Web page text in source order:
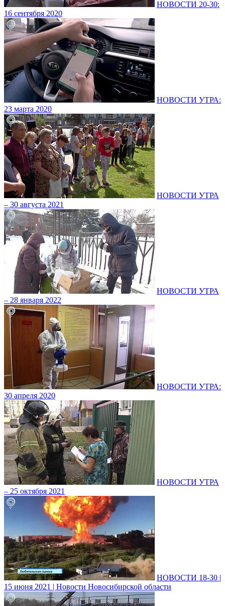
НОВОСТИ 20-30:
16 сентября 2020
НОВОСТИ УТРА:
23 марта 2020
НОВОСТИ УТРА
– 30 августа 2021
НОВОСТИ УТРА
– 28 января 2022
НОВОСТИ УТРА:
30 апреля 2020
НОВОСТИ УТРА
– 25 октября 2021
НОВОСТИ 18-30 |
15 июня 2021 | Новости Новосибирской области